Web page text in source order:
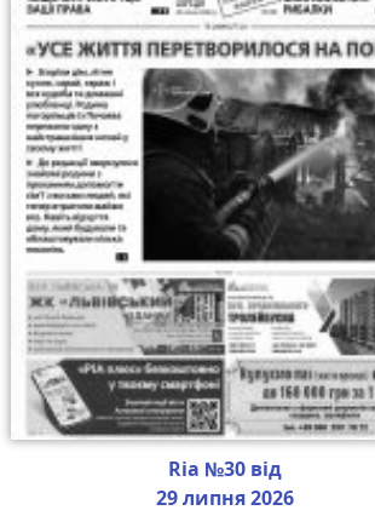
Ria №30 від
29 липня 2026